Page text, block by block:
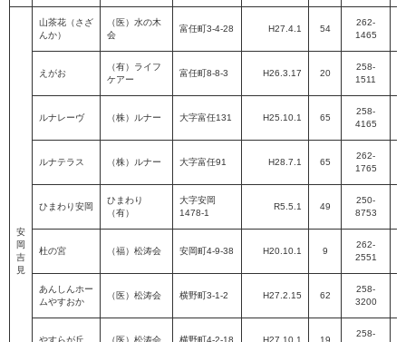
安
岡
吉
見
山茶花（さざ
んか）
（医）水の木
会
富任町3-4-28 H27.4.1 54
262-
1465
えがお
（有）ライフ
ケアー
富任町8-8-3 H26.3.17 20
258-
1511
ルナレーヴ （株）ルナー 大字富任131 H25.10.1 65
258-
4165
ルナテラス （株）ルナー 大字富任91 H28.7.1 65
262-
1765
ひまわり安岡
ひまわり
（有）
大字安岡
1478-1
R5.5.1 49
250-
8753
杜の宮 （福）松涛会 安岡町4-9-38 H20.10.1 9
262-
2551
あんしんホー
ムやすおか
（医）松涛会 横野町3-1-2 H27.2.15 62
258-
3200
やすらが丘 （医）松涛会 横野町4-2-18 H27.10.1 19
258-